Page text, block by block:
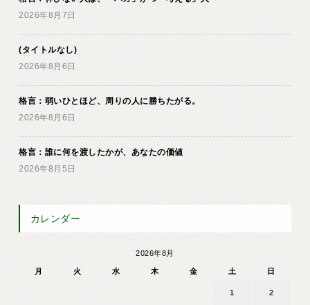
2026年8月7日
(タイトルなし)
2026年8月6日
格言：弱いひとほど、周りの人に勝ちたがる。
2026年8月6日
格言：誰に何を渡したかが、あなたの価値
2026年8月5日
カレンダー
2026年8月
月 火 水 木 金 土 日
1 2